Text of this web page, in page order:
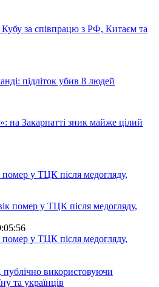
за співпрацю з РФ, Китаєм та
підліток убив 8 людей
на Закарпатті зник майже цілий
у ТЦК після медогляду,
у ТЦК після медогляду,